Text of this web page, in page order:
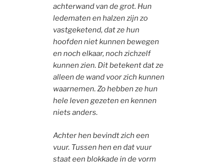
achterwand van de grot. Hun
ledematen en halzen zijn zo
vastgeketend, dat ze hun
hoofden niet kunnen bewegen
en noch elkaar, noch zichzelf
kunnen zien. Dit betekent dat ze
alleen de wand voor zich kunnen
waarnemen. Zo hebben ze hun
hele leven gezeten en kennen
niets anders.
Achter hen bevindt zich een
vuur. Tussen hen en dat vuur
staat een blokkade in de vorm